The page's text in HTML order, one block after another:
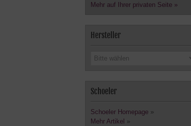
Mehr auf Ihrer privaten Seite »
Hersteller
Schoeler
Schoeler Homepage »
Mehr Artikel »